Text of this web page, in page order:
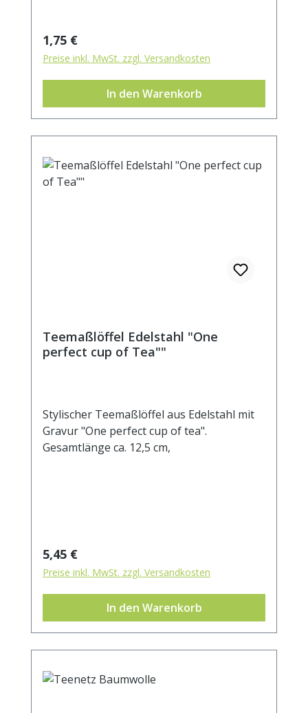
Regulärer Preis:
1,75 €
Preise inkl. MwSt. zzgl. Versandkosten
In den Warenkorb
Teemaßlöffel Edelstahl "One
perfect cup of Tea""
Stylischer Teemaßlöffel aus Edelstahl mit
Gravur "One perfect cup of tea".
Gesamtlänge ca. 12,5 cm,
Regulärer Preis:
5,45 €
Preise inkl. MwSt. zzgl. Versandkosten
In den Warenkorb